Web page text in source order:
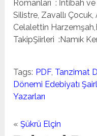
Romanları : İntibah
Silistre, Zavallı
Celalettin
TakipŞiirleri :Namık
Tags: PDF, Tanzimat
Dönemi Edebiyatı
Yazarları
«Şükrü Elçin